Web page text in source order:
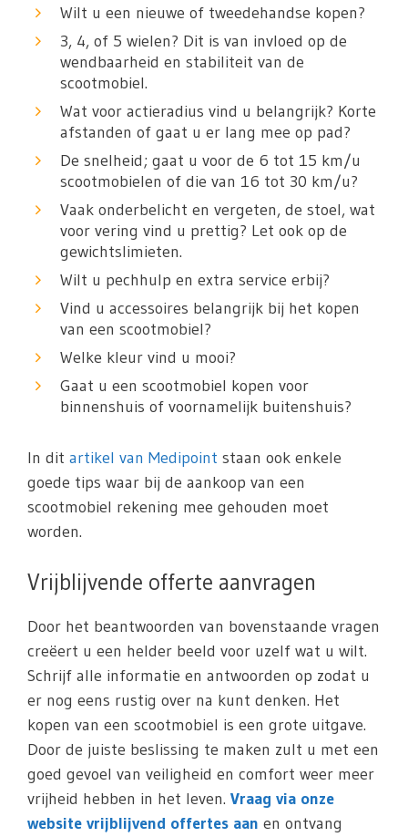
Wilt u een nieuwe of tweedehandse kopen?
3, 4, of 5 wielen? Dit is van invloed op de
wendbaarheid en stabiliteit van de
scootmobiel.
Wat voor actieradius vind u belangrijk? Korte
afstanden of gaat u er lang mee op pad?
De snelheid; gaat u voor de 6 tot 15 km/u
scootmobielen of die van 16 tot 30 km/u?
Vaak onderbelicht en vergeten, de stoel, wat
voor vering vind u prettig? Let ook op de
gewichtslimieten.
Wilt u pechhulp en extra service erbij?
Vind u accessoires belangrijk bij het kopen
van een scootmobiel?
Welke kleur vind u mooi?
Gaat u een scootmobiel kopen voor
binnenshuis of voornamelijk buitenshuis?
In dit artikel van Medipoint staan ook enkele
goede tips waar bij de aankoop van een
scootmobiel rekening mee gehouden moet
worden.
Vrijblijvende offerte aanvragen
Door het beantwoorden van bovenstaande vragen
creëert u een helder beeld voor uzelf wat u wilt.
Schrijf alle informatie en antwoorden op zodat u
er nog eens rustig over na kunt denken. Het
kopen van een scootmobiel is een grote uitgave.
Door de juiste beslissing te maken zult u met een
goed gevoel van veiligheid en comfort weer meer
vrijheid hebben in het leven. Vraag via onze
website vrijblijvend offertes aan en ontvang